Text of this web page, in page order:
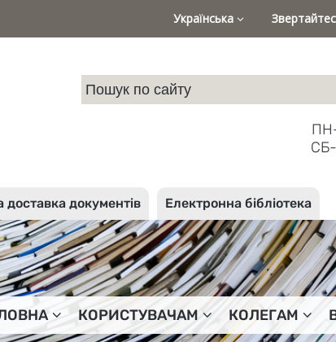
Українська
доставка документів Електронна бібліотека
КОРИСТУВАЧАМ КОЛЕГАМ